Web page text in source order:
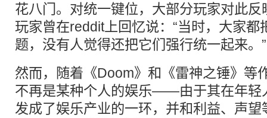
花八门。对统一键位，大部分玩家对此
玩家曾在reddit上回忆说：“当时，大家都
题，没有人觉得还把它们强行统一起来。”
然而，随着《Doom》和《雷神之锤》等
不再是某种个人的娱乐——由于其在年轻
发成了娱乐产业的一环，并和利益、声